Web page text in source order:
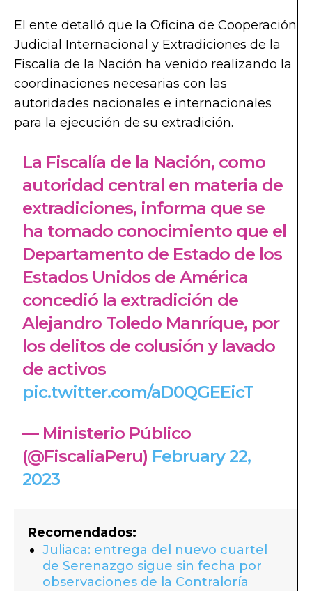
El ente detalló que la Oficina de Cooperación
Judicial Internacional y Extradiciones de la
Fiscalía de la Nación ha venido realizando la
coordinaciones necesarias con las
autoridades nacionales e internacionales
para la ejecución de su extradición.
La Fiscalía de la Nación, como
autoridad central en materia de
extradiciones, informa que se
ha tomado conocimiento que el
Departamento de Estado de los
Estados Unidos de América
concedió la extradición de
Alejandro Toledo Manríque, por
los delitos de colusión y lavado
de activos
pic.twitter.com/aD0QGEEicT
— Ministerio Público
(@FiscaliaPeru) February 22,
2023
Recomendados:
Juliaca: entrega del nuevo cuartel
de Serenazgo sigue sin fecha por
observaciones de la Contraloría